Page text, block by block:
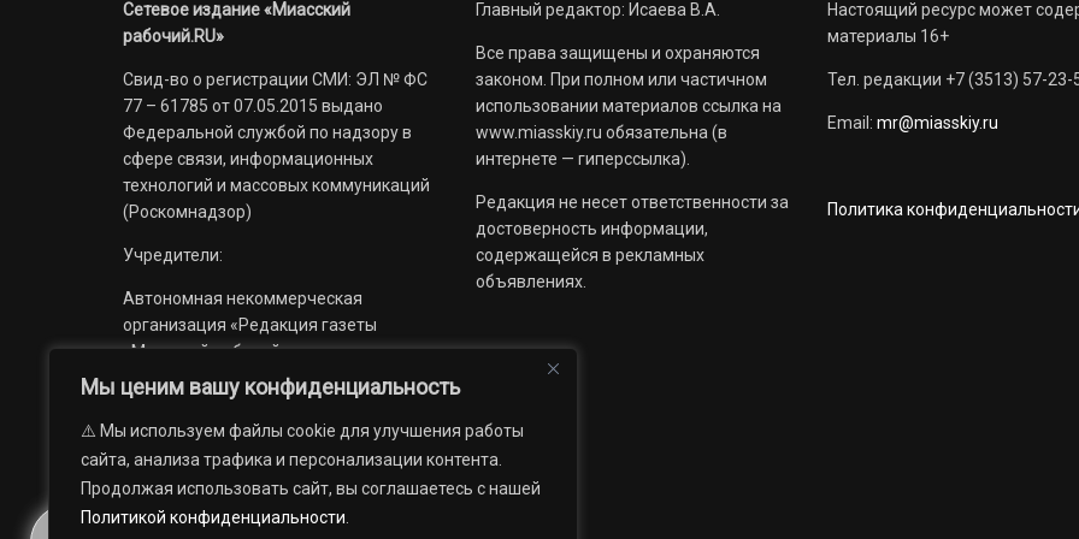
Мы ценим вашу конфиденциальность
⚠️ Мы используем файлы cookie для улучшения работы
сайта, анализа трафика и персонализации контента.
Продолжая использовать сайт, вы соглашаетесь с нашей
Политикой конфиденциальности
Сетевое издание «Миасский
рабочий.RU»
Свид-во о регистрации СМИ: ЭЛ № ФС
77 – 61785 от 07.05.2015 выдано
Федеральной службой по надзору в
сфере связи, информационных
технологий и массовых коммуникаций
(Роскомнадзор)
Учредители:
Автономная некоммерческая
организация «Редакция газеты
«Миасский рабочий»;
Областное государственное
учреждение «Издательский дом
Главный редактор: Исаева В.А.
Все права защищены и охраняются
законом. При полном или частичном
использовании материалов ссылка на
www.miasskiy.ru обязательна (в
интернете — гиперссылка).
Редакция не несет ответственности за
достоверность информации,
содержащейся в рекламных
объявлениях.
Настоящий ресурс может
материалы 16+
Тел. редакции +7 (3513) 57-23-
Email: mr@miasskiy.ru
Политика